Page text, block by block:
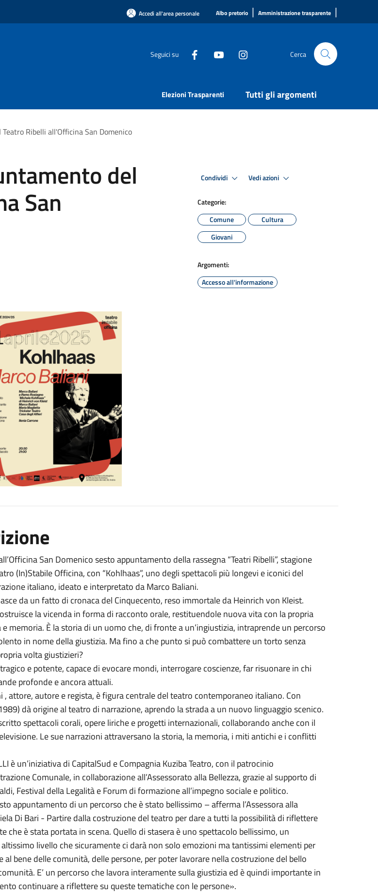
Accedi all'area personale Albo pretorio | Amministrazione trasparente |
Seguici su Cerca
Elezioni Trasparenti Tutti gli argomenti
Teatro Ribelli all'Officina San Domenico
del
San
Condividi Vedi azioni
Categorie:
Comune
Cultura
Giovani
Argomenti:
Accesso all'informazione
San Domenico sesto appuntamento della rassegna “Teatri Ribelli”, stagione
(In)Stabile Officina, con “Kohlhaas”, uno degli spettacoli più longevi e iconici del
italiano, ideato e interpretato da Marco Baliani.
da un fatto di cronaca del Cinquecento, reso immortale da Heinrich von Kleist.
la vicenda in forma di racconto orale, restituendole nuova vita con la propria
memoria. È la storia di un uomo che, di fronte a un’ingiustizia, intraprende un percorso
in nome della giustizia. Ma fino a che punto si può combattere un torto senza
volta giustizieri?
e potente, capace di evocare mondi, interrogare coscienze, far risuonare in chi
profonde e ancora attuali.
, attore, autore e regista, è figura centrale del teatro contemporaneo italiano. Con
dà origine al teatro di narrazione, aprendo la strada a un nuovo linguaggio scenico.
spettacoli corali, opere liriche e progetti internazionali, collaborando anche con il
Le sue narrazioni attraversano la storia, la memoria, i miti antichi e i conflitti
è un’iniziativa di CapitalSud e Compagnia Kuziba Teatro, con il patrocinio
Comunale, in collaborazione all’Assessorato alla Bellezza, grazie al supporto di
Festival della Legalità e Forum di formazione all’impegno sociale e politico.
appuntamento di un percorso che è stato bellissimo – afferma l’Assessora alla
Di Bari - Partire dalla costruzione del teatro per dare a tutti la possibilità di riflettere
che è stata portata in scena. Quello di stasera è uno spettacolo bellissimo, un
livello che sicuramente ci darà non solo emozioni ma tantissimi elementi per
al bene delle comunità, delle persone, per poter lavorare nella costruzione del bello
E’ un percorso che lavora interamente sulla giustizia ed è quindi importante in
continuare a riflettere su queste tematiche con le persone».